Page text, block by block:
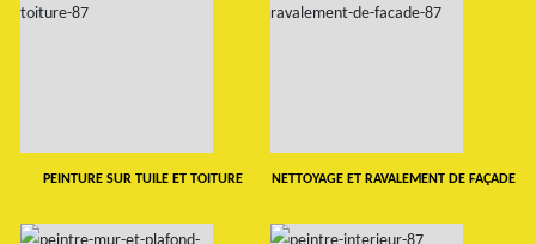
PEINTURE SUR TUILE ET TOITURE NETTOYAGE ET RAVALEMENT DE FAÇADE